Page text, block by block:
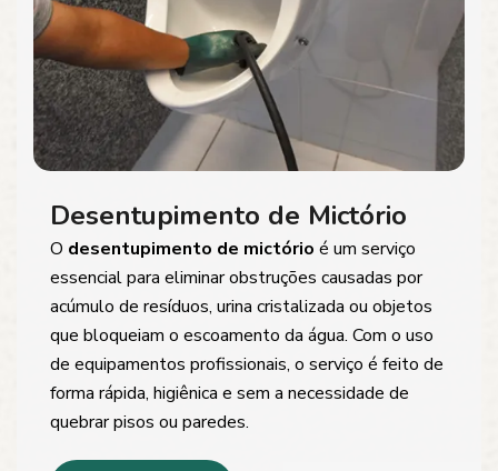
Desentupimento de Mictório
O desentupimento de mictório é um serviço
essencial para eliminar obstruções causadas por
acúmulo de resíduos, urina cristalizada ou objetos
que bloqueiam o escoamento da água. Com o uso
de equipamentos profissionais, o serviço é feito de
forma rápida, higiênica e sem a necessidade de
quebrar pisos ou paredes.